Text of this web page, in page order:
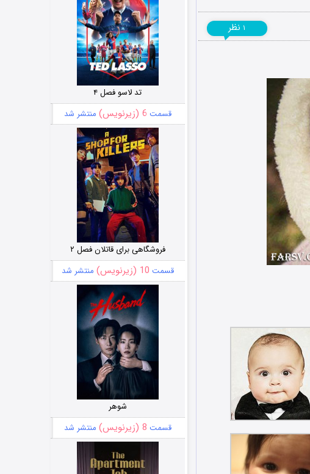
۱ نظر
تد لاسو فصل ۴
قسمت 6 (زیرنویس) منتشر شد
فروشگاهی برای قاتلان فصل ۲
قسمت 10 (زیرنویس) منتشر شد
شوهر
قسمت 8 (زیرنویس) منتشر شد